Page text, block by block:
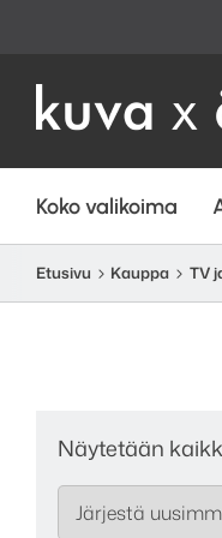
Koko valikoima
Etusivu Kauppa TV
Näytetään